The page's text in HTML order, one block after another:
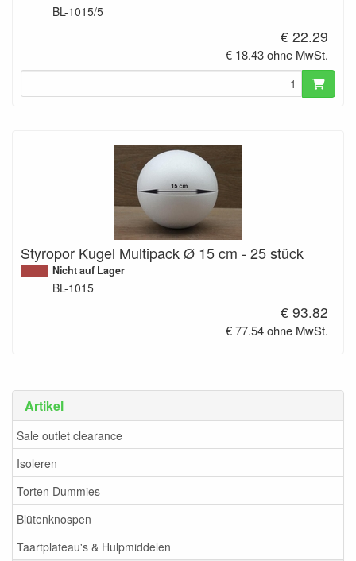
Artikel
Sale outlet clearance
Isoleren
Torten Dummies
Blütenknospen
Taartplateau's & Hulpmiddelen
BL-1015/5
€ 22.29
€ 18.43 ohne MwSt.
Styropor Kugel Multipack Ø 15 cm - 25 stück
Nicht auf Lager
BL-1015
€ 93.82
€ 77.54 ohne MwSt.